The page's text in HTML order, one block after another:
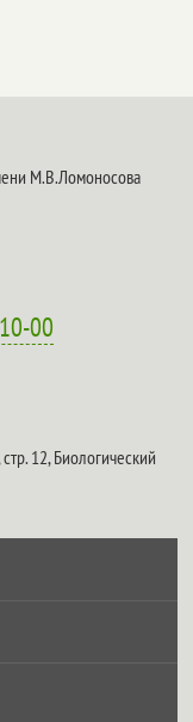
М.В.Ломоносова
00
12,Биологический